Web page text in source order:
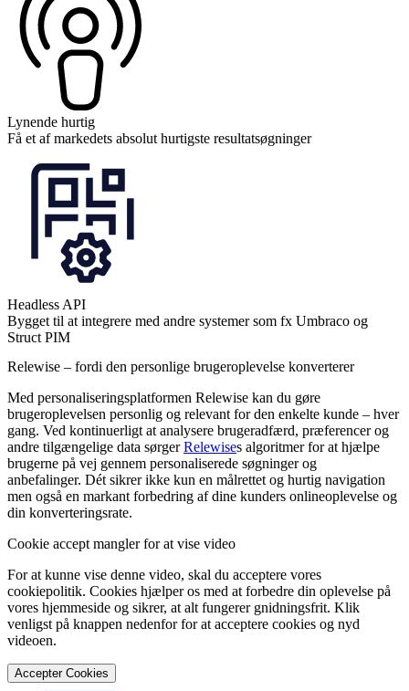
Lynende hurtig
Få et af markedets absolut hurtigste resultatsøgninger
Headless API
Bygget til at integrere med andre systemer som fx Umbraco og
Struct PIM
Relewise – fordi den personlige brugeroplevelse konverterer
Med personaliseringsplatformen Relewise kan du gøre
brugeroplevelsen personlig og relevant for den enkelte kunde – hver
gang. Ved kontinuerligt at analysere brugeradfærd, præferencer og
andre tilgængelige data sørgerRelewises algoritmer for at hjælpe
brugerne på vej gennem personaliserede søgninger og
anbefalinger. Dét sikrer ikke kun en målrettet og hurtig navigation
men også en markant forbedring af dine kunders onlineoplevelse og
din konverteringsrate.
Cookie accept mangler for at vise video
For at kunne vise denne video, skal du acceptere vores
cookiepolitik. Cookies hjælper os med at forbedre din oplevelse på
vores hjemmeside og sikrer, at alt fungerer gnidningsfrit. Klik
venligst på knappen nedenfor for at acceptere cookies og nyd
videoen.
Accepter Cookies